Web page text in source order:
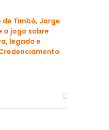
Timbó, Jorge
o jogo sobre
legado e